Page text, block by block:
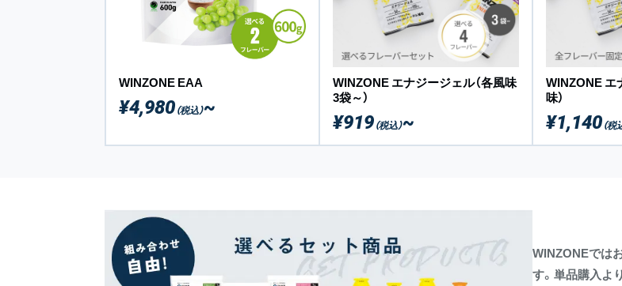
WINZONE EAA
¥4,980（税込）~
WINZONE エナジージェル（各風味
3袋～）
¥919（税込）~
WINZONE エ
味）
¥1,140（税
WINZONEでは
す。単品購入よ